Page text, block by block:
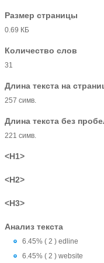
Размер страницы
0.69 КБ
Количество слов
31
Длина текста на
257 симв.
Длина текста без
221 симв.
<H1>
<H2>
<H3>
Анализ текста
6.45% ( 2 ) edline
6.45% ( 2 ) website